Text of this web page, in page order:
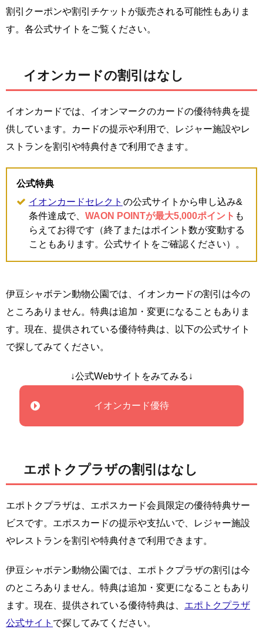
割引クーポンや割引チケットが販売される可能性もありま
す。各公式サイトをご覧ください。
イオンカードの割引はなし
イオンカードでは、イオンマークのカードの優待特典を提
供しています。カードの提示や利用で、レジャー施設やレ
ストランを割引や特典付きで利用できます。
公式特典
イオンカードセレクト の公式サイトから申し込み&
条件達成で、 WAON POINTが最大5,000ポイント も
らえてお得です（終了またはポイント数が変動する
こともあります。公式サイトをご確認ください）。
伊豆シャボテン動物公園では、イオンカードの割引は今の
ところありません。特典は追加・変更になることもありま
す。現在、提供されている優待特典は、以下の公式サイト
で探してみてください。
↓公式Webサイトをみてみる↓
イオンカード優待
エポトクプラザの割引はなし
エポトクプラザは、エポスカード会員限定の優待特典サー
ビスです。エポスカードの提示や支払いで、レジャー施設
やレストランを割引や特典付きで利用できます。
伊豆シャボテン動物公園では、エポトクプラザの割引は今
のところありません。特典は追加・変更になることもあり
ます。現在、提供されている優待特典は、 エポトクプラザ
公式サイト で探してみてください。